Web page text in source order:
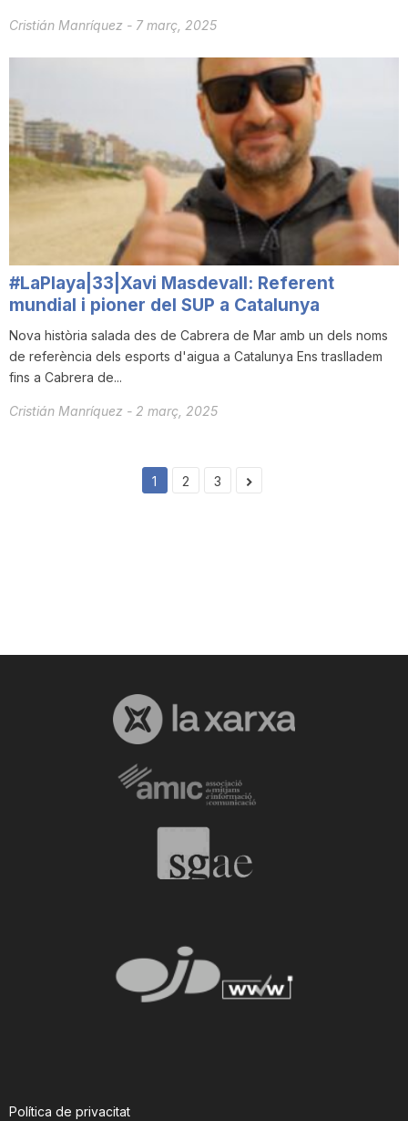
Cristián Manríquez - 7 març, 2025
#LaPlaya|33|Xavi Masdevall: Referent
mundial i pioner del SUP a Catalunya
Nova història salada des de Cabrera de Mar amb un dels noms
de referència dels esports d'aigua a Catalunya Ens traslladem
fins a Cabrera de...
Cristián Manríquez - 2 març, 2025
1 2 3
Política de privacitat